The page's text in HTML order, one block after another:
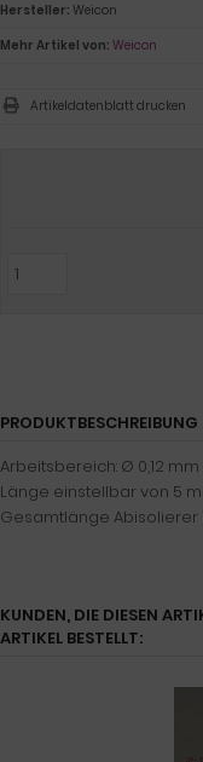
Hersteller: Weicon
Mehr Artikel von: Weicon
Artikeldatenblatt drucken
PRODUKTBESCHREIBUNG
Arbeitsbereich: Ø 0,12 mm
Länge einstellbar von 5
Gesamtlänge Abisolierer
KUNDEN, DIE DIESEN
ARTIKEL BESTELLT: